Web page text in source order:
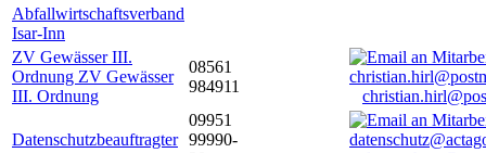
Abfallwirtschaftsverband
Isar-Inn
ZV Gewässer III.
Ordnung ZV Gewässer
III. Ordnung
08561
984911
Datenschutzbeauftragter
09951
99990-